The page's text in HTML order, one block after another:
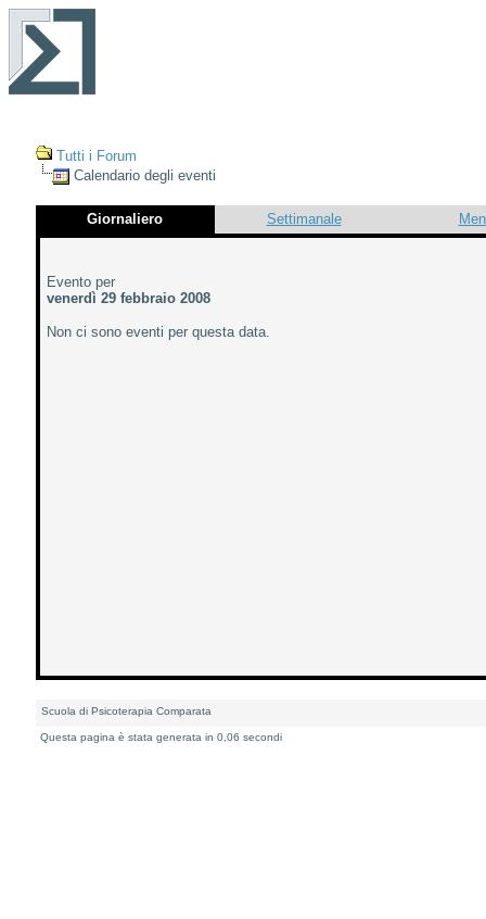
Tutti i Forum
Calendario degli eventi
Giornaliero Settimanale
Evento per
venerdì 29 febbraio 2008
Non ci sono eventi per questa data.
Scuola di Psicoterapia Comparata
Questa pagina è stata generata in 0,06 secondi